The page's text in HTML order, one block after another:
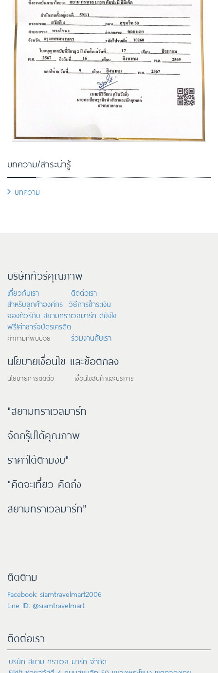
บทความ/สาระน่ารู้
บทความ
บริษัททัวร์คุณภาพ
เกี่ยวกับเรา
ติดต่อเรา
สำหรับลูกค้าองค์กร วิธีการชำระเงิน
จองทัวร์กับ สยามทราเวลมาร์ท ดียังไง
ฟรี!ค่าชาร์จบัตรเครดิต
คำถามที่พบบ่อย ร่วมงานกับเรา
นโยบายเงื่อนไข และข้อตกลง
นโยบายการติดต่อ เงื่อนไขสินค้าและบริการ
"สยามทราเวลมาร์ท
จัดกรุ๊ปได้คุณภาพ
ราคาได้ตามงบ"
"คิดจะเที่ยว คิดถึง
สยามทราเวลมาร์ท"
ติดตาม
Facebook: siamtravelmart2006
Line ID: @siamtravelmart
ติดต่อเรา
บริษัท สยาม ทราเวล มาร์ท จำกัด